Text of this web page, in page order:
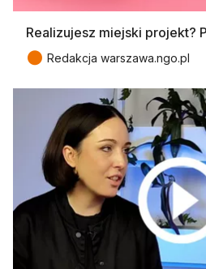
Realizujesz miejski projekt?
● Redakcja warszawa.ngo.pl